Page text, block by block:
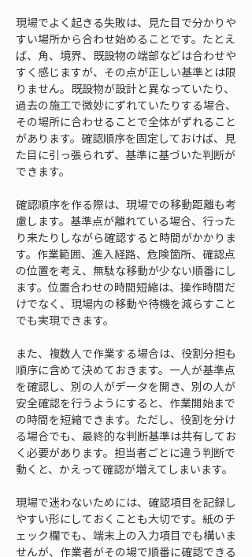
現場でよく起きる失敗は、見た目で分かりや
すい場所から合わせ始めることです。たとえ
ば、角、境界、既設物の端部などは合わせや
すく感じますが、その点が正しい基準とは限
りません。既設物が設計と異なっていたり、
過去の施工で微妙にずれていたりする場合、
その場所に合わせることで全体がずれること
があります。確認順序を固定しておけば、見
た目に引っ張られず、基準に基づいた判断が
できます。
確認順序を作る際は、現場での移動距離も考
慮します。基準点が離れている場合、行った
り来たりしながら確認すると時間がかかりま
す。作業範囲、進入経路、危険箇所、確認点
の位置を考え、無駄な移動が少ない順番にし
ます。位置合わせの時間短縮は、操作時間だ
けでなく、現場内の移動や待機を減らすこと
でも実現できます。
また、複数人で作業する場合は、役割分担も
順序に含めて決めておきます。一人が基準点
を確認し、別の人がデータを開き、別の人が
安全確認を行うようにすると、作業開始まで
の時間を短縮できます。ただし、役割を分け
る場合でも、最終的な判断基準は共有してお
く必要があります。担当者ごとに違う判断で
動くと、かえって確認が増えてしまいます。
現場で迷わないためには、確認項目を記録し
やすい形にしておくことも大切です。紙のチ
ェック欄でも、端末上の入力項目でも構いま
せんが、作業者がその場で順番に確認できる